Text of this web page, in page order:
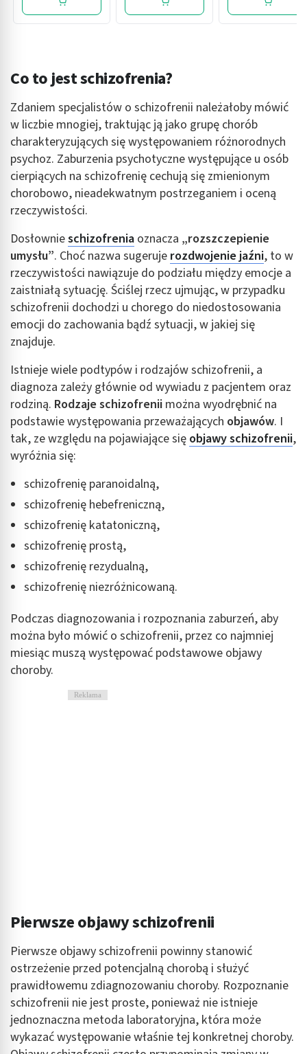
Co to jest schizofrenia?
Zdaniem specjalistów o schizofrenii należałoby mówić
w liczbie mnogiej, traktując ją jako grupę chorób
charakteryzujących się występowaniem różnorodnych
psychoz. Zaburzenia psychotyczne występujące u osób
cierpiących na schizofrenię cechują się zmienionym
chorobowo, nieadekwatnym postrzeganiem i oceną
rzeczywistości.
Dosłownieschizofrenia oznacza „rozszczepienie
umysłu”. Choć nazwa sugeruje rozdwojenie jaźni, to w
rzeczywistości nawiązuje do podziału między emocje a
zaistniałą sytuację. Ściślej rzecz ujmując, w przypadku
schizofrenii dochodzi u chorego do niedostosowania
emocji do zachowania bądź sytuacji, w jakiej się
znajduje.
Istnieje wiele podtypów i rodzajów schizofrenii, a
diagnoza zależy głównie od wywiadu z pacjentem oraz
rodziną. Rodzaje schizofrenii można wyodrębnić na
podstawie występowania przeważających objawów. I
tak, ze względu na pojawiające się objawy schizofrenii,
wyróżnia się:
schizofrenię paranoidalną,
schizofrenię hebefreniczną,
schizofrenię katatoniczną,
schizofrenię prostą,
schizofrenię rezydualną,
schizofrenię niezróżnicowaną.
Podczas diagnozowania i rozpoznania zaburzeń, aby
można było mówić o schizofrenii, przez co najmniej
miesiąc muszą występować podstawowe objawy
choroby.
Reklama
Pierwsze objawy schizofrenii
Pierwsze objawy schizofrenii powinny stanowić
ostrzeżenie przed potencjalną chorobą i służyć
prawidłowemu zdiagnozowaniu choroby. Rozpoznanie
schizofrenii nie jest proste, ponieważ nie istnieje
jednoznaczna metoda laboratoryjna, która może
wykazać występowanie właśnie tej konkretnej choroby.